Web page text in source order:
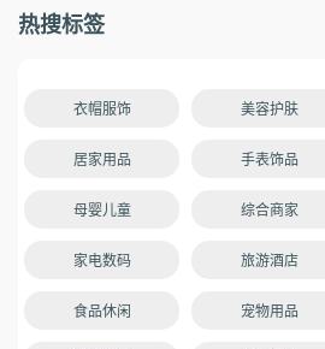
热搜标签
衣帽服饰 美容护肤
居家用品 手表饰品
母婴儿童 综合商家
家电数码 旅游酒店
食品休闲 宠物用品